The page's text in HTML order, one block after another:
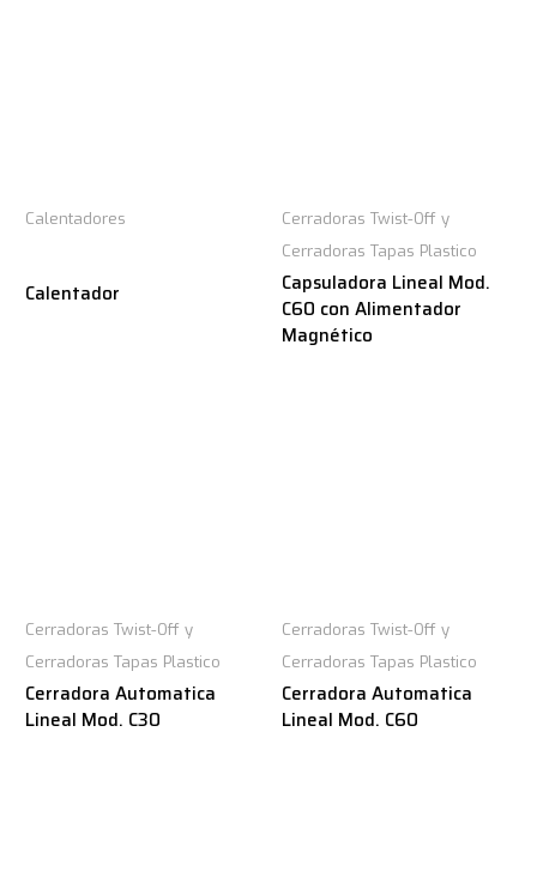
Calentadores
Calentador
Cerradoras Twist-Off y
Cerradoras Tapas Plastico
Capsuladora Lineal Mod.
C60 con Alimentador
Magnético
Cerradoras Twist-Off y
Cerradoras Tapas Plastico
Cerradora Automatica
Lineal Mod. C30
Cerradoras Twist-Off y
Cerradoras Tapas Plastico
Cerradora Automatica
Lineal Mod. C60